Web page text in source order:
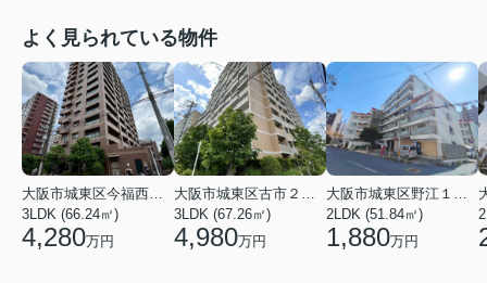
よく見られている物件
大阪市城東区今福西６丁目
3LDK (66.24㎡)
4,280万円
大阪市城東区古市２丁目
3LDK (67.26㎡)
4,980万円
大阪市城東区野江１丁目
2LDK (51.84㎡)
1,880万円